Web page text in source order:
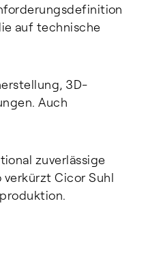
auf technische
3D-
Auch
zuverlässige
verkürzt Cicor Suhl